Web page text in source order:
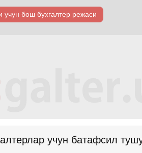
учун бош бухгалтер режаси
учун батафсил